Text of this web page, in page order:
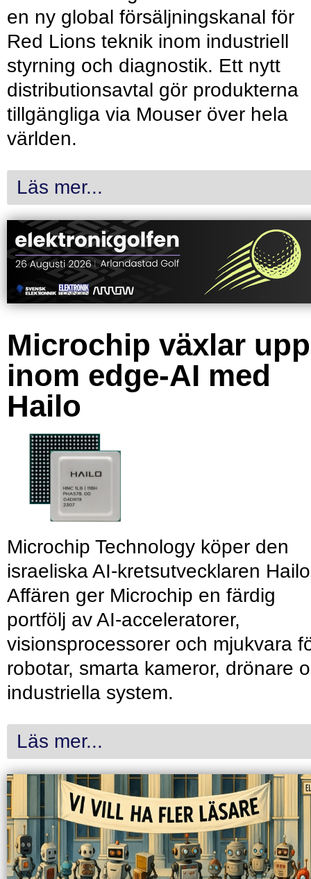
en ny global försäljningskanal för
Red Lions teknik inom industriell
styrning och diagnostik. Ett nytt
distributionsavtal gör produkterna
tillgängliga via Mouser över hela
världen.
Läs mer...
Microchip växlar upp
inom edge-AI med
Hailo
Microchip Technology köper den
israeliska AI-kretsutvecklaren
Affären ger Microchip en färdig
portfölj av AI-acceleratorer,
visionsprocessorer och mjukvara
robotar, smarta kameror, drönare
industriella system.
Läs mer...